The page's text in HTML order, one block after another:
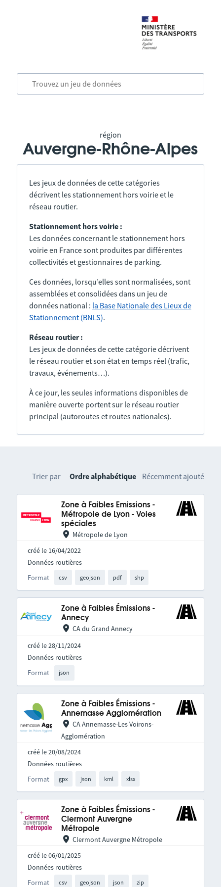
région
Auvergne-Rhône-Alpes
Les jeux de données de cette catégories
décrivent les stationnement hors voirie et le
réseau routier.
Stationnement hors voirie :
Les données concernant le stationnement hors
voirie en France sont produites par différentes
collectivités et gestionnaires de parking.
Ces données, lorsqu’elles sont normalisées, sont
assemblées et consolidées dans un jeu de
données national : la Base Nationale des Lieux de
Stationnement (BNLS).
Réseau routier :
Les jeux de données de cette catégorie décrivent
le réseau routier et son état en temps réel (trafic,
travaux, événements…).
À ce jour, les seules informations disponibles de
manière ouverte portent sur le réseau routier
principal (autoroutes et routes nationales).
Trier par Ordre alphabétique Récemment ajouté
Zone à Faibles Emissions -
Métropole de Lyon - Voies
spéciales
Métropole de Lyon
créé le 16/04/2022
Format csv geojson pdf shp
Données routières
Zone à Faibles Émissions -
Annecy
CA du Grand Annecy
créé le 28/11/2024
Format json
Données routières
Zone à Faibles Émissions -
Annemasse Agglomération
CA Annemasse-Les Voirons-
Agglomération
créé le 20/08/2024
Format gpx json kml xlsx
Données routières
Zone à Faibles Émissions -
Clermont Auvergne
Métropole
Clermont Auvergne Métropole
créé le 06/01/2025
Format csv geojson json zip
Données routières